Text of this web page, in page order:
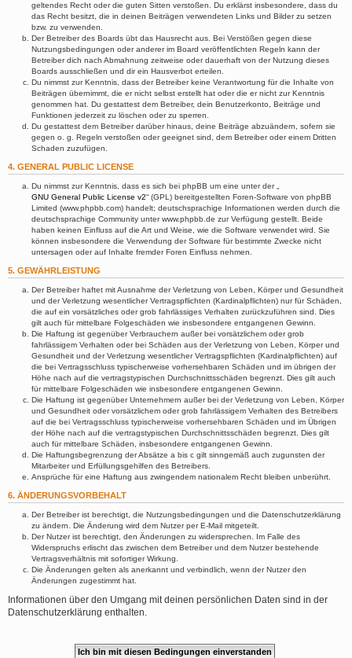
geltendes Recht oder die guten Sitten verstoßen. Du erklärst insbesondere, dass du
das Recht besitzt, die in deinen Beiträgen verwendeten Links und Bilder zu setzen
bzw. zu verwenden.
Der Betreiber des Boards übt das Hausrecht aus. Bei Verstößen gegen diese
Nutzungsbedingungen oder anderer im Board veröffentlichten Regeln kann der
Betreiber dich nach Abmahnung zeitweise oder dauerhaft von der Nutzung dieses
Boards ausschließen und dir ein Hausverbot erteilen.
Du nimmst zur Kenntnis, dass der Betreiber keine Verantwortung für die Inhalte von
Beiträgen übernimmt, die er nicht selbst erstellt hat oder die er nicht zur Kenntnis
genommen hat. Du gestattest dem Betreiber, dein Benutzerkonto, Beiträge und
Funktionen jederzeit zu löschen oder zu sperren.
Du gestattest dem Betreiber darüber hinaus, deine Beiträge abzuändern, sofern sie
gegen o. g. Regeln verstoßen oder geeignet sind, dem Betreiber oder einem Dritten
Schaden zuzufügen.
4. GENERAL PUBLIC LICENSE
Du nimmst zur Kenntnis, dass es sich bei phpBB um eine unter der „
GNU General Public License v2“ (GPL) bereitgestellten Foren-Software von phpBB
Limited (www.phpbb.com) handelt; deutschsprachige Informationen werden durch die
deutschsprachige Community unter www.phpbb.de zur Verfügung gestellt. Beide
haben keinen Einfluss auf die Art und Weise, wie die Software verwendet wird. Sie
können insbesondere die Verwendung der Software für bestimmte Zwecke nicht
untersagen oder auf Inhalte fremder Foren Einfluss nehmen.
5. GEWÄHRLEISTUNG
Der Betreiber haftet mit Ausnahme der Verletzung von Leben, Körper und Gesundheit
und der Verletzung wesentlicher Vertragspflichten (Kardinalpflichten) nur für Schäden,
die auf ein vorsätzliches oder grob fahrlässiges Verhalten zurückzuführen sind. Dies
gilt auch für mittelbare Folgeschäden wie insbesondere entgangenen Gewinn.
Die Haftung ist gegenüber Verbrauchern außer bei vorsätzlichem oder grob
fahrlässigem Verhalten oder bei Schäden aus der Verletzung von Leben, Körper und
Gesundheit und der Verletzung wesentlicher Vertragspflichten (Kardinalpflichten) auf
die bei Vertragsschluss typischerweise vorhersehbaren Schäden und im übrigen der
Höhe nach auf die vertragstypischen Durchschnittsschäden begrenzt. Dies gilt auch
für mittelbare Folgeschäden wie insbesondere entgangenen Gewinn.
Die Haftung ist gegenüber Unternehmern außer bei der Verletzung von Leben, Körper
und Gesundheit oder vorsätzlichem oder grob fahrlässigem Verhalten des Betreibers
auf die bei Vertragsschluss typischerweise vorhersehbaren Schäden und im Übrigen
der Höhe nach auf die vertragstypischen Durchschnittsschäden begrenzt. Dies gilt
auch für mittelbare Schäden, insbesondere entgangenen Gewinn.
Die Haftungsbegrenzung der Absätze a bis c gilt sinngemäß auch zugunsten der
Mitarbeiter und Erfüllungsgehilfen des Betreibers.
Ansprüche für eine Haftung aus zwingendem nationalem Recht bleiben unberührt.
6. ÄNDERUNGSVORBEHALT
Der Betreiber ist berechtigt, die Nutzungsbedingungen und die Datenschutzerklärung
zu ändern. Die Änderung wird dem Nutzer per E-Mail mitgeteilt.
Der Nutzer ist berechtigt, den Änderungen zu widersprechen. Im Falle des
Widerspruchs erlischt das zwischen dem Betreiber und dem Nutzer bestehende
Vertragsverhältnis mit sofortiger Wirkung.
Die Änderungen gelten als anerkannt und verbindlich, wenn der Nutzer den
Änderungen zugestimmt hat.
Informationen über den Umgang mit deinen persönlichen Daten sind in der
Datenschutzerklärung enthalten.